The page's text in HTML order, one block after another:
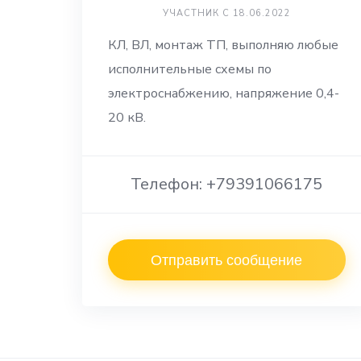
УЧАСТНИК С 18.06.2022
КЛ, ВЛ, монтаж ТП, выполняю любые
исполнительные схемы по
электроснабжению, напряжение 0,4-
20 кВ.
Телефон: +79391066175
Отправить сообщение